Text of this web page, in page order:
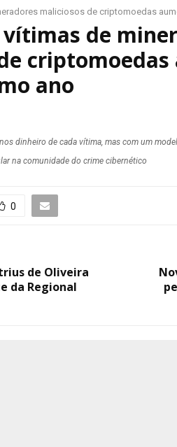
maliciosos de criptomoedas
de
ano
dinheiro de cada vítima, mas com um
na comunidade do crime cibernético
0
de Oliveira
da Regional